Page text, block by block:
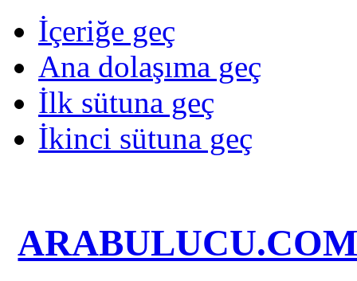
İçeriğe geç
Ana dolaşıma geç
İlk sütuna geç
İkinci sütuna geç